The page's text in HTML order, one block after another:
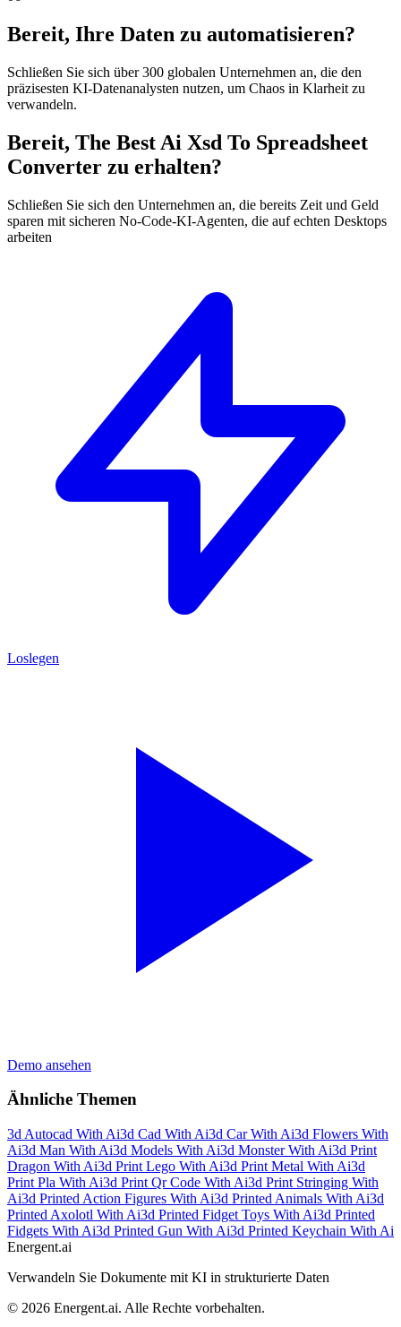
Bereit, Ihre Daten zu automatisieren?
Schließen Sie sich über 300 globalen Unternehmen an, die den
präzisesten KI-Datenanalysten nutzen, um Chaos in Klarheit zu
verwandeln.
Bereit, The Best Ai Xsd To Spreadsheet
Converter zu erhalten?
Schließen Sie sich den Unternehmen an, die bereits Zeit und Geld
sparen mit sicheren No-Code-KI-Agenten, die auf echten Desktops
arbeiten
Loslegen
Demo ansehen
Ähnliche Themen
3d Autocad With Ai3d Cad With Ai3d Car With Ai3d Flowers With
Ai3d Man With Ai3d Models With Ai3d Monster With Ai3d Print
Dragon With Ai3d Print Lego With Ai3d Print Metal With Ai3d
Print Pla With Ai3d Print Qr Code With Ai3d Print Stringing With
Ai3d Printed Action Figures With Ai3d Printed Animals With Ai3d
Printed Axolotl With Ai3d Printed Fidget Toys With Ai3d Printed
Fidgets With Ai3d Printed Gun With Ai3d Printed Keychain With Ai
Energent.ai
Verwandeln Sie Dokumente mit KI in strukturierte Daten
© 2026 Energent.ai. Alle Rechte vorbehalten.